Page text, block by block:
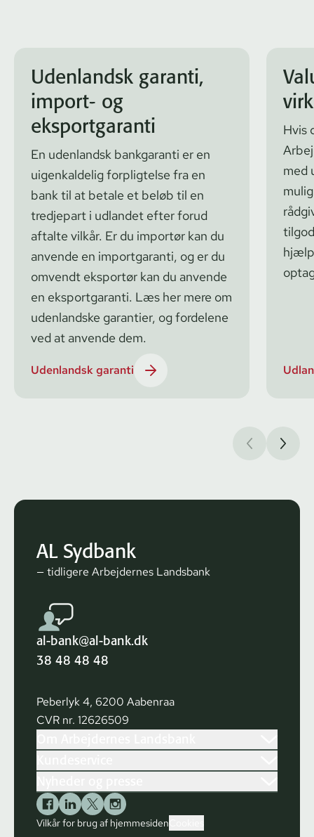
Udenlandsk garanti,
import- og
eksportgaranti
En udenlandsk bankgaranti er en
uigenkaldelig forpligtelse fra en
bank til at betale et beløb til en
tredjepart i udlandet efter forud
aftalte vilkår. Er du importør kan du
anvende en importgaranti, og er du
omvendt eksportør kan du anvende
en eksportgaranti. Læs her mere om
udenlandske garantier, og fordelene
ved at anvende dem.
Udenlandsk garanti
Hvis
med
AL Sydbank
— tidligere Arbejdernes Landsbank
al-bank@al-bank.dk
38 48 48 48
Peberlyk 4, 6200 Aabenraa
CVR nr. 12626509
Vilkår for brug af hjemmesiden